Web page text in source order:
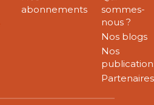
abonnements
sommes-
nous ?
Nos blogs
Nos
Partenaires